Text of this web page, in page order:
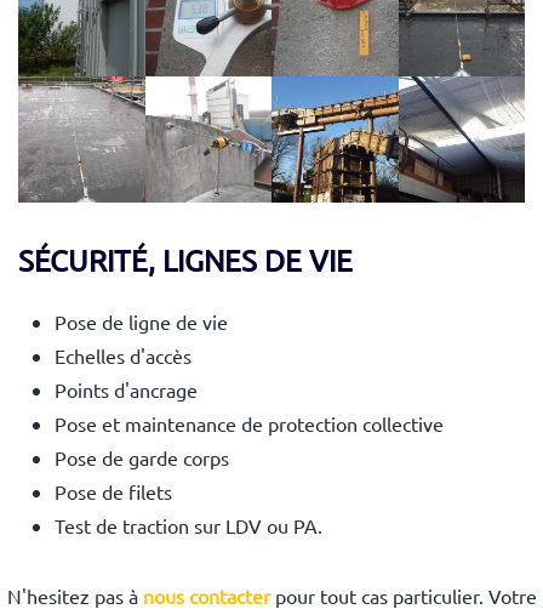
voir voir voir voir
voir voir voir voir
SÉCURITÉ, LIGNES DE VIE
Pose de ligne de vie
Echelles d'accès
Points d'ancrage
Pose et maintenance de protection collective
Pose de garde corps
Pose de filets
Test de traction sur LDV ou PA.
N'hesitez pas à nous contacterpour tout cas particulier. Votre